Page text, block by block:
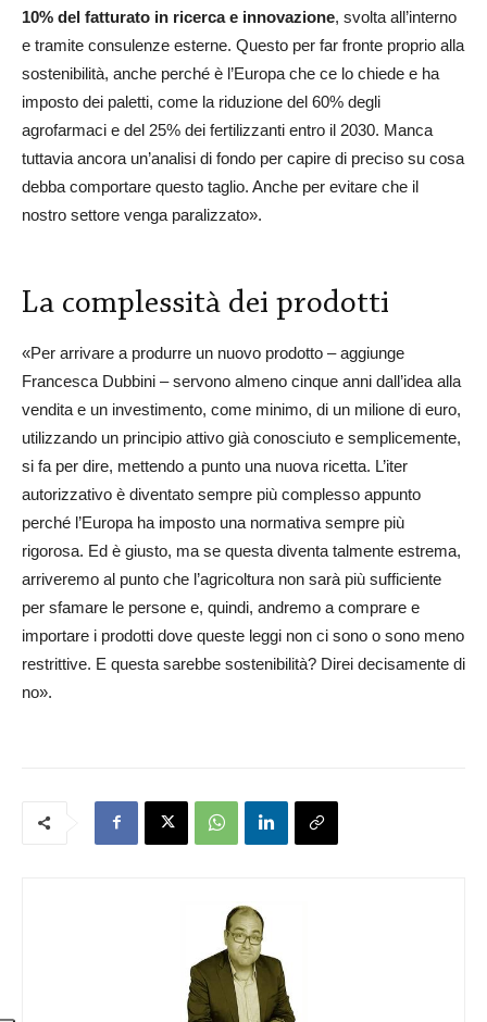
10% del fatturato in ricerca e innovazione, svolta all’interno
e tramite consulenze esterne. Questo per far fronte proprio alla
sostenibilità, anche perché è l’Europa che ce lo chiede e ha
imposto dei paletti, come la riduzione del 60% degli
agrofarmaci e del 25% dei fertilizzanti entro il 2030. Manca
tuttavia ancora un’analisi di fondo per capire di preciso su cosa
debba comportare questo taglio. Anche per evitare che il
nostro settore venga paralizzato».
La complessità dei prodotti
«Per arrivare a produrre un nuovo prodotto – aggiunge
Francesca Dubbini – servono almeno cinque anni dall’idea alla
vendita e un investimento, come minimo, di un milione di euro,
utilizzando un principio attivo già conosciuto e semplicemente,
si fa per dire, mettendo a punto una nuova ricetta. L’iter
autorizzativo è diventato sempre più complesso appunto
perché l’Europa ha imposto una normativa sempre più
rigorosa. Ed è giusto, ma se questa diventa talmente estrema,
arriveremo al punto che l’agricoltura non sarà più sufficiente
per sfamare le persone e, quindi, andremo a comprare e
importare i prodotti dove queste leggi non ci sono o sono meno
restrittive. E questa sarebbe sostenibilità? Direi decisamente di
no».